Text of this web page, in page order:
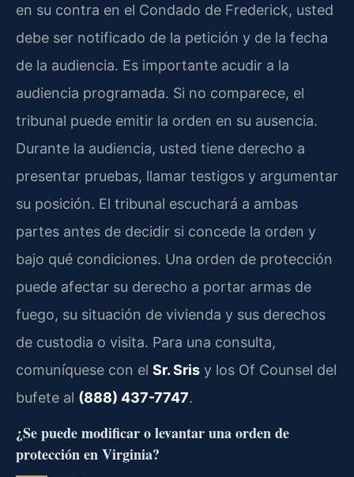
en su contra en el Condado de Frederick, usted
debe ser notificado de la petición y de la fecha
de la audiencia. Es importante acudir a la
audiencia programada. Si no comparece, el
tribunal puede emitir la orden en su ausencia.
Durante la audiencia, usted tiene derecho a
presentar pruebas, llamar testigos y argumentar
su posición. El tribunal escuchará a ambas
partes antes de decidir si concede la orden y
bajo qué condiciones. Una orden de protección
puede afectar su derecho a portar armas de
fuego, su situación de vivienda y sus derechos
de custodia o visita. Para una consulta,
comuníquese con el Sr. Sris y los Of Counsel del
bufete al (888) 437-7747.
¿Se puede modificar o levantar una orden de
protección en Virginia?